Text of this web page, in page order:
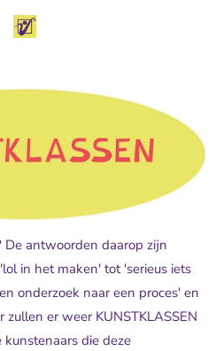
antwoorden daarop zijn
in het maken' tot 'serieus iets
onderzoek naar een proces' en
er weer KUNSTKLASSEN
die deze